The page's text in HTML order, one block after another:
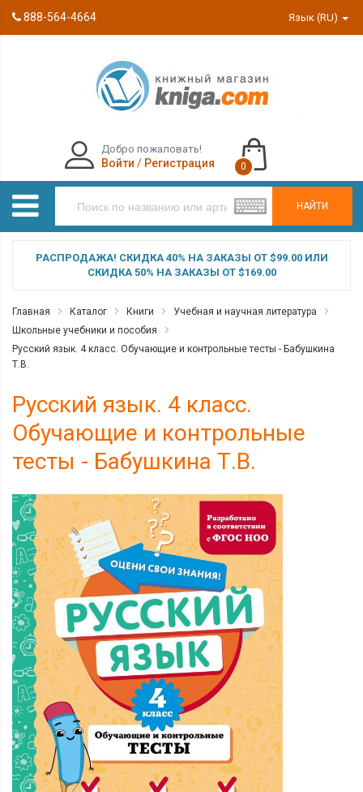
888-564-4664 Язык (RU)
НАЙТИ
Добро пожаловать!
Войти / Регистрация 0
РАСПРОДАЖА! СКИДКА 40% НА ЗАКАЗЫ ОТ $99.00 ИЛИ
СКИДКА 50% НА ЗАКАЗЫ ОТ $169.00
Главная Каталог Книги
Учебная и научная литература
Школьные учебники и пособия
Русский язык. 4 класс. Обучающие и контрольные тесты - Бабушкина
Т.В.
Русский язык. 4 класс.
Обучающие и контрольные
тесты - Бабушкина Т.В.